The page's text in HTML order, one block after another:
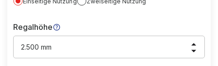
Regalhöhe
2.500 mm